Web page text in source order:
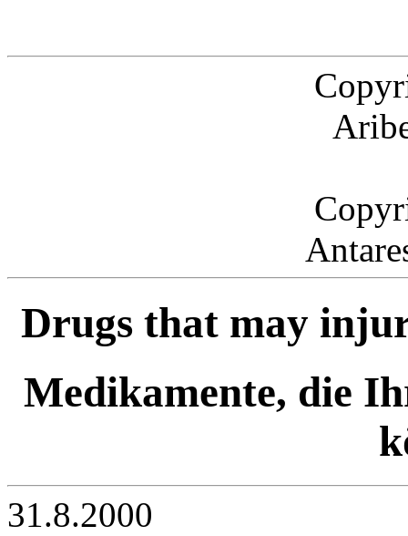
Drugs that may
Medikamente, die
31.8.2000